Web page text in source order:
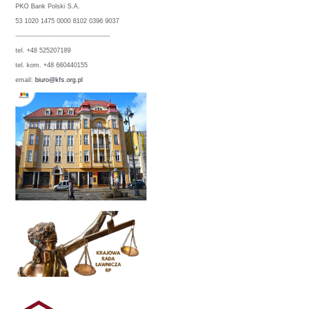
PKO Bank Polski S.A.
53 1020 1475 0000 8102 0396 9037
---------------------------------------------
tel. +48 525207189
tel. kom. +48 660440155
email: biuro@kfs.org.pl